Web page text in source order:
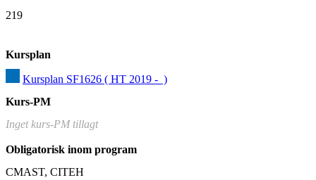
219
Kursplan
Kursplan SF1626 ( HT 2019 -  )
Kurs-PM
Inget kurs-PM tillagt
Obligatorisk inom program
CMAST, CITEH